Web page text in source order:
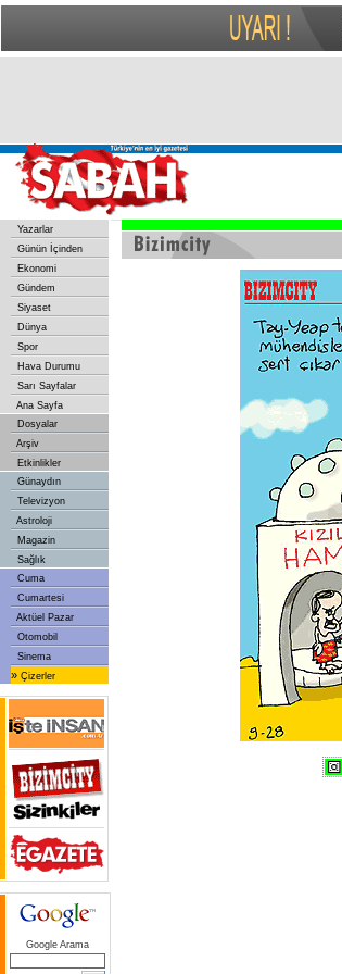
Yazarlar
Günün İçinden
Ekonomi
Gündem
Siyaset
Dünya
Spor
Hava Durumu
Sarı Sayfalar
Ana Sayfa
Dosyalar
Arşiv
Etkinlikler
Günaydın
Televizyon
Astroloji
Magazin
Sağlık
Cuma
Cumartesi
Aktüel Pazar
Otomobil
Sinema
» Çizerler
Google Arama